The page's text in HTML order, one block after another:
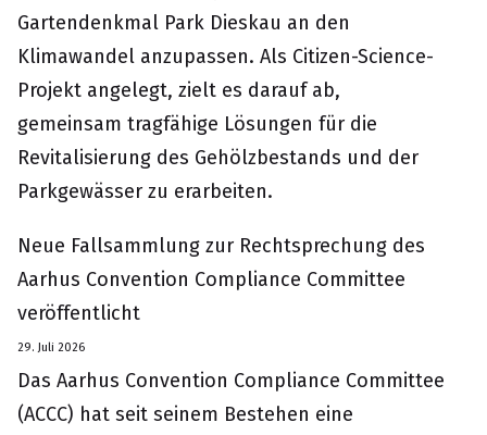
Gartendenkmal Park Dieskau an den
Klimawandel anzupassen. Als Citizen-Science-
Projekt angelegt, zielt es darauf ab,
gemeinsam tragfähige Lösungen für die
Revitalisierung des Gehölzbestands und der
Parkgewässer zu erarbeiten.
Neue Fallsammlung zur Rechtsprechung des
Aarhus Convention Compliance Committee
veröffentlicht
29. Juli 2026
Das Aarhus Convention Compliance Committee
(ACCC) hat seit seinem Bestehen eine